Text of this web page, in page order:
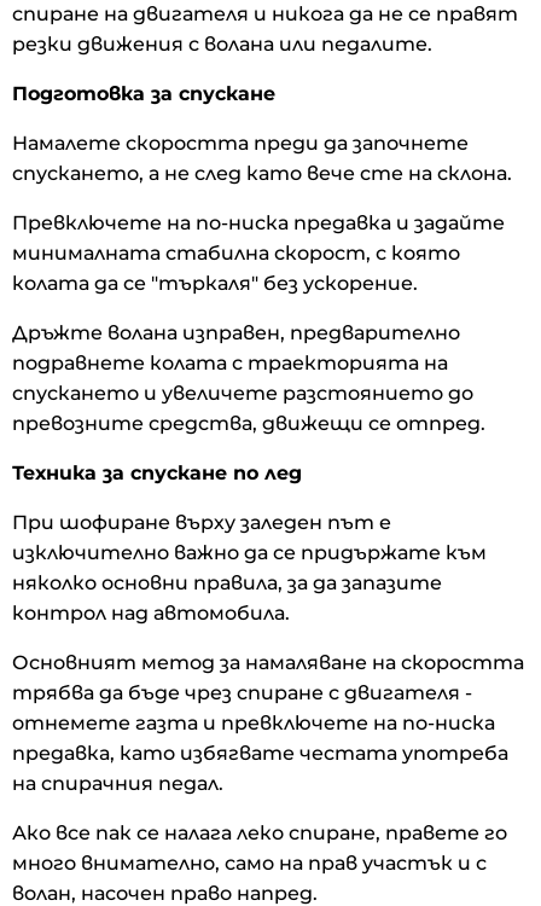
спиране на двигателя и никога да не се правят
резки движения с волана или педалите.
Подготовка за спускане
Намалете скоростта преди да започнете
спускането, а не след като вече сте на склона.
Превключете на по-ниска предавка и задайте
минималната стабилна скорост, с която
колата да се "търкаля" без ускорение.
Дръжте волана изправен, предварително
подравнете колата с траекторията на
спускането и увеличете разстоянието до
превозните средства, движещи се отпред.
Техника за спускане по лед
При шофиране върху заледен път е
изключително важно да се придържате към
няколко основни правила, за да запазите
контрол над автомобила.
Основният метод за намаляване на скоростта
трябва да бъде чрез спиране с двигателя -
отнемете газта и превключете на по-ниска
предавка, като избягвате честата употреба
на спирачния педал.
Ако все пак се налага леко спиране, правете го
много внимателно, само на прав участък и с
волан, насочен право напред.